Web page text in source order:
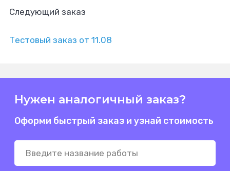
Следующий заказ
Тестовый заказ от 11.08
Нужен аналогичный заказ?
Оформи быстрый заказ и узнай стоимость